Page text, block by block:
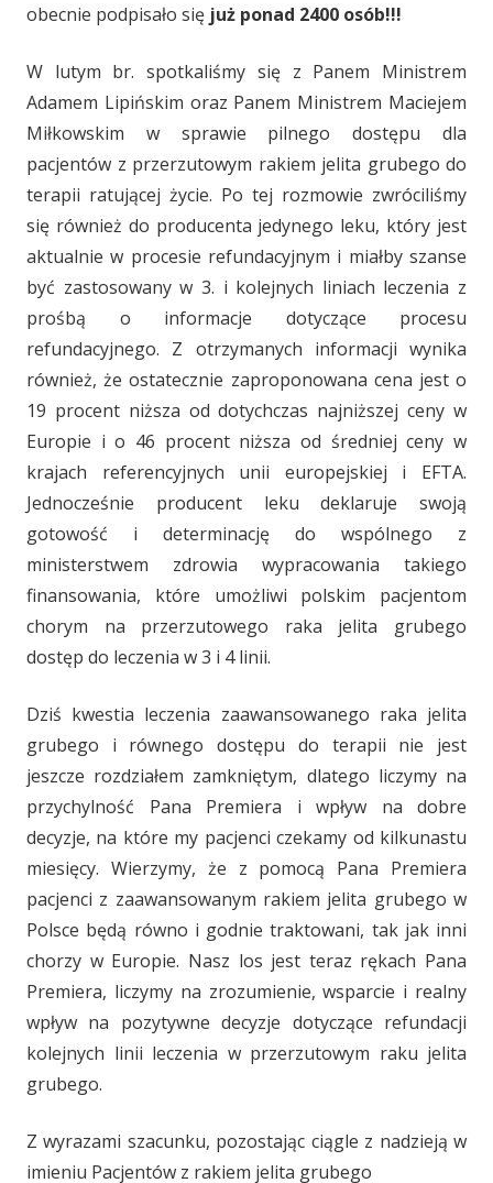
obecnie podpisało się już ponad 2400 osób!!!
W lutym br. spotkaliśmy się z Panem Ministrem
Adamem Lipińskim oraz Panem Ministrem Maciejem
Miłkowskim w sprawie pilnego dostępu dla
pacjentów z przerzutowym rakiem jelita grubego do
terapii ratującej życie. Po tej rozmowie zwróciliśmy
się również do producenta jedynego leku, który jest
aktualnie w procesie refundacyjnym i miałby szanse
być zastosowany w 3. i kolejnych liniach leczenia z
prośbą o informacje dotyczące procesu
refundacyjnego. Z otrzymanych informacji wynika
również, że ostatecznie zaproponowana cena jest o
19 procent niższa od dotychczas najniższej ceny w
Europie i o 46 procent niższa od średniej ceny w
krajach referencyjnych unii europejskiej i EFTA.
Jednocześnie producent leku deklaruje swoją
gotowość i determinację do wspólnego z
ministerstwem zdrowia wypracowania takiego
finansowania, które umożliwi polskim pacjentom
chorym na przerzutowego raka jelita grubego
dostęp do leczenia w 3 i 4 linii.
Dziś kwestia leczenia zaawansowanego raka jelita
grubego i równego dostępu do terapii nie jest
jeszcze rozdziałem zamkniętym, dlatego liczymy na
przychylność Pana Premiera i wpływ na dobre
decyzje, na które my pacjenci czekamy od kilkunastu
miesięcy. Wierzymy, że z pomocą Pana Premiera
pacjenci z zaawansowanym rakiem jelita grubego w
Polsce będą równo i godnie traktowani, tak jak inni
chorzy w Europie. Nasz los jest teraz rękach Pana
Premiera, liczymy na zrozumienie, wsparcie i realny
wpływ na pozytywne decyzje dotyczące refundacji
kolejnych linii leczenia w przerzutowym raku jelita
grubego.
Z wyrazami szacunku, pozostając ciągle z nadzieją w
imieniu Pacjentów z rakiem jelita grubego